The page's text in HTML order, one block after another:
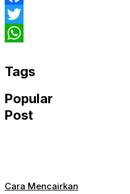
Facebook
Twitter
Tags
Popular
Post
Cara Mencairkan